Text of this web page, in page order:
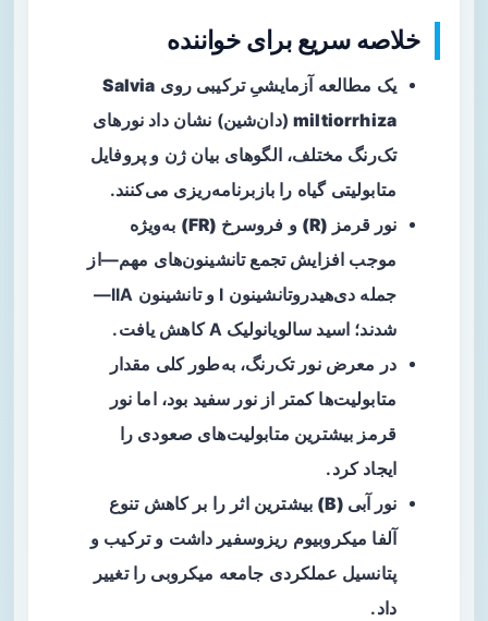
خلاصه سریع برای خواننده
یک مطالعه آزمایشیِ ترکیبی روی Salvia
miltiorrhiza(دان‌شین) نشان داد نورهای
تک‌رنگ مختلف، الگوهای بیان ژن و پروفایل
متابولیتی گیاه را بازبرنامه‌ریزی می‌کنند.
نور قرمز (R)
و فروسرخ (FR)
به‌ویژه
موجب افزایش تجمع تانشینون‌های مهم—از
جمله دی‌هیدروتانشینون I و تانشینون IIA—
شدند؛ اسید سالویانولیک A کاهش یافت.
در معرض نور تک‌رنگ، به‌طور کلی مقدار
متابولیت‌ها کمتر از نور سفید بود، اما نور
قرمز بیشترین متابولیت‌های صعودی را
ایجاد کرد.
نور آبی (B)
بیشترین اثر را بر کاهش تنوع
آلفا میکروبیوم ریزوسفیر داشت و ترکیب و
پتانسیل عملکردی جامعه میکروبی را تغییر
داد.